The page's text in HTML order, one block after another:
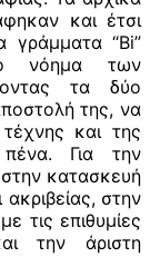
και έτσι
γράμματα “Bi”
νόημα των
τα δύο
της, να
και της
Για την
κατασκευή
στην
τις επιθυμίες
την άριστη